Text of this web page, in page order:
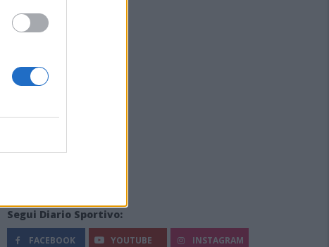
Segui Diario Sportivo:
FACEBOOK YOUTUBE INSTAGRAM